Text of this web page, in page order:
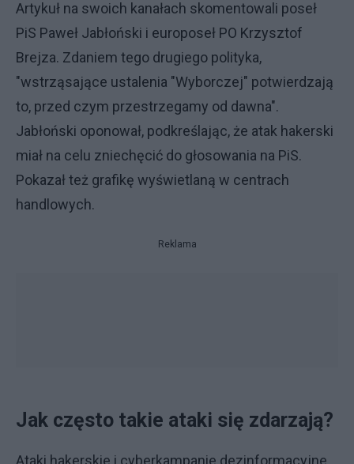
Artykuł na swoich kanałach skomentowali poseł
PiS Paweł Jabłoński i europoseł PO Krzysztof
Brejza. Zdaniem tego drugiego polityka,
"wstrząsające ustalenia "Wyborczej" potwierdzają
to, przed czym przestrzegamy od dawna".
Jabłoński oponował, podkreślając, że atak hakerski
miał na celu zniechęcić do głosowania na PiS.
Pokazał też grafikę wyświetlaną w centrach
handlowych.
Reklama
Jak często takie ataki się zdarzają?
Ataki hakerskie i cyberkampanie dezinformacyjne